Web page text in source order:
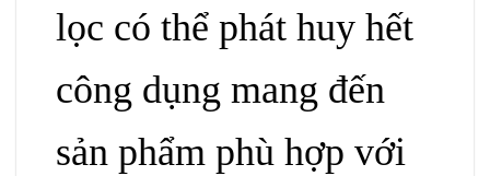
lọc có thể phát huy hết
công dụng mang đến
sản phẩm phù hợp với